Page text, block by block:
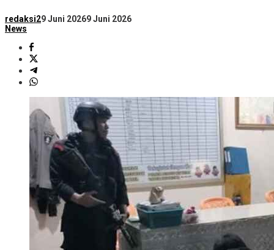
redaksi29 Juni 20269 Juni 2026
News